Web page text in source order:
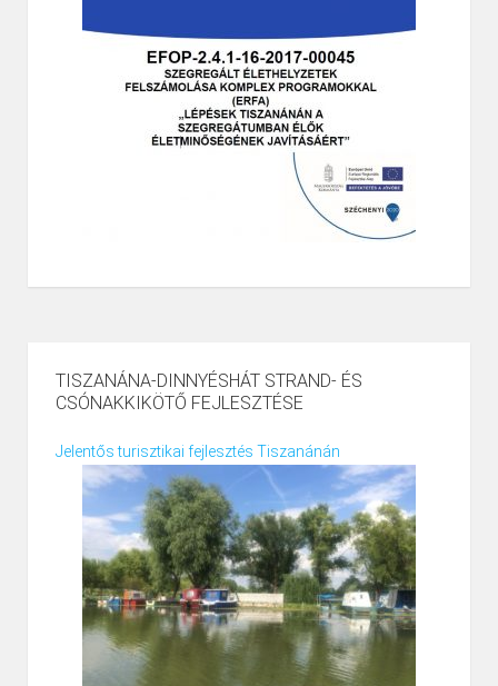
TISZANÁNA-DINNYÉSHÁT STRAND- ÉS
CSÓNAKKIKÖTŐ FEJLESZTÉSE
Jelentős turisztikai fejlesztés Tiszanánán